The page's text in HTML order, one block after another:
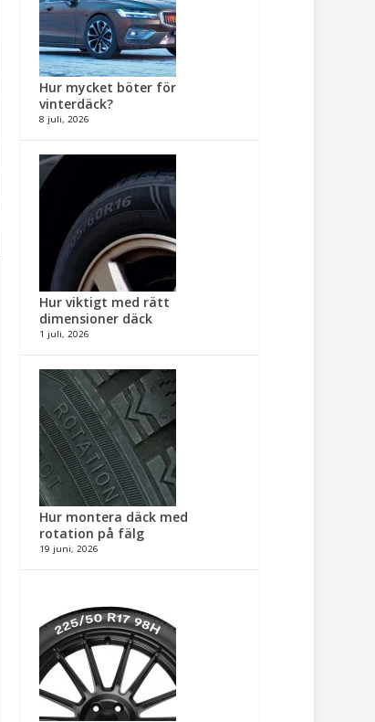
Hur mycket böter för
vinterdäck?
8 juli, 2026
Hur viktigt med rätt
dimensioner däck​
1 juli, 2026
Hur montera däck med
rotation på fälg​
19 juni, 2026